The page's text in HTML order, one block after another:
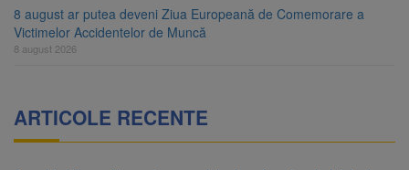
8 august ar putea deveni Ziua Europeană de Comemorare a
Victimelor Accidentelor de Muncă
8 august 2026
ARTICOLE RECENTE